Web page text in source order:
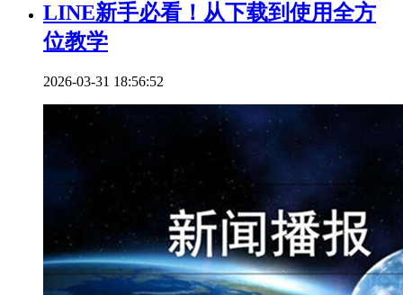
LINE新手必看！从下载到使用全方
位教学
2026-03-31 18:56:52